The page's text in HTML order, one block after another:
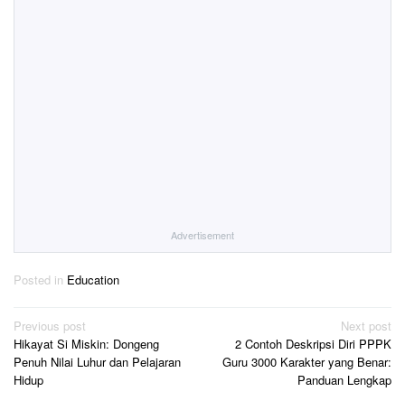
Advertisement
Posted in Education
Post
navigation
Previous post
Hikayat Si Miskin: Dongeng
Penuh Nilai Luhur dan Pelajaran
Hidup
Next post
2 Contoh Deskripsi Diri PPPK
Guru 3000 Karakter yang Benar:
Panduan Lengkap